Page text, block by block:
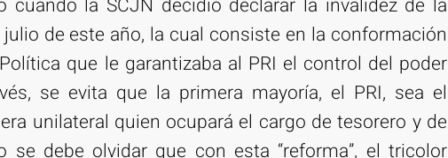
de este año, la cual consiste en la conformación
que le garantizaba al PRI el control del poder
se evita que la primera mayoría, el PRI, sea el
unilateral quien ocupará el cargo de tesorero y de
se debe olvidar que con esta “reforma”, el tricolor